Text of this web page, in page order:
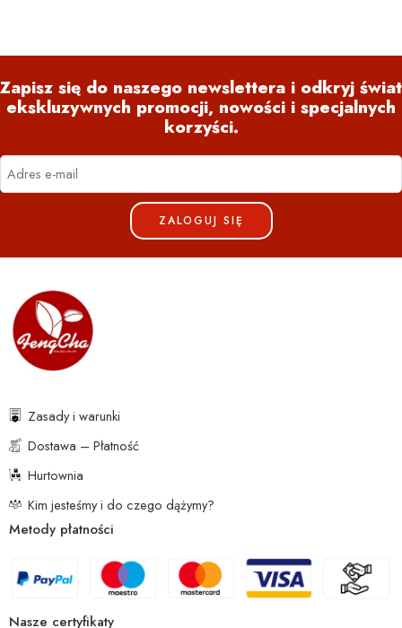
Zapisz się do naszego newslettera i odkryj świat
ekskluzywnych promocji, nowości i specjalnych
korzyści.
ZALOGUJ SIĘ
Zasady i warunki
Dostawa – Płatność
Hurtownia
Kim jesteśmy i do czego dążymy?
Metody płatności
Nasze certyfikaty